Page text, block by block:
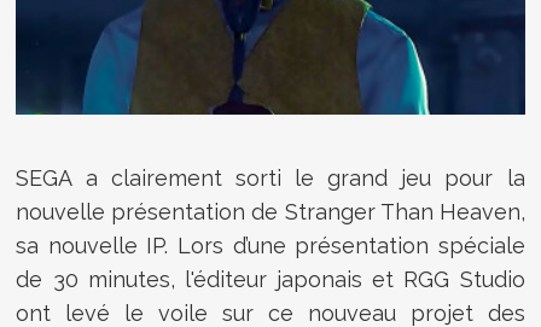
SEGA a clairement sorti le grand jeu pour la
nouvelle présentation de Stranger Than Heaven,
sa nouvelle IP. Lors d’une présentation spéciale
de 30 minutes, l'éditeur japonais et RGG Studio
ont levé le voile sur ce nouveau projet des